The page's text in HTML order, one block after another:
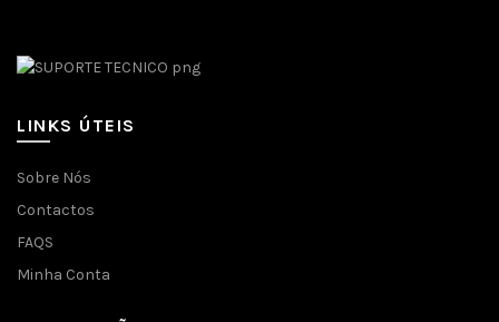
LINKS ÚTEIS
Sobre Nós
Contactos
FAQS
Minha Conta